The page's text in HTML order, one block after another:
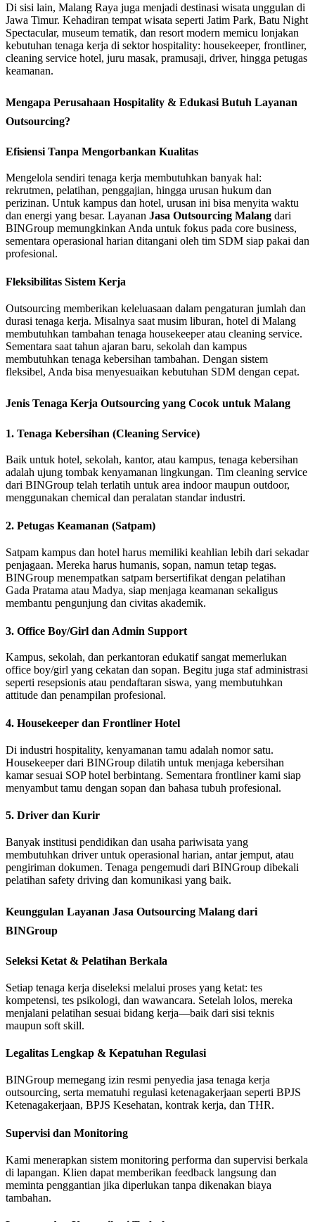
Di sisi lain, Malang Raya juga menjadi destinasi wisata unggulan di
Jawa Timur. Kehadiran tempat wisata seperti Jatim Park, Batu Night
Spectacular, museum tematik, dan resort modern memicu lonjakan
kebutuhan tenaga kerja di sektor hospitality: housekeeper, frontliner,
cleaning service hotel, juru masak, pramusaji, driver, hingga petugas
keamanan.
Mengapa Perusahaan Hospitality & Edukasi Butuh Layanan
Outsourcing?
Efisiensi Tanpa Mengorbankan Kualitas
Mengelola sendiri tenaga kerja membutuhkan banyak hal:
rekrutmen, pelatihan, penggajian, hingga urusan hukum dan
perizinan. Untuk kampus dan hotel, urusan ini bisa menyita waktu
dan energi yang besar. Layanan Jasa Outsourcing Malang dari
BINGroup memungkinkan Anda untuk fokus pada core business,
sementara operasional harian ditangani oleh tim SDM siap pakai dan
profesional.
Fleksibilitas Sistem Kerja
Outsourcing memberikan keleluasaan dalam pengaturan jumlah dan
durasi tenaga kerja. Misalnya saat musim liburan, hotel di Malang
membutuhkan tambahan tenaga housekeeper atau cleaning service.
Sementara saat tahun ajaran baru, sekolah dan kampus
membutuhkan tenaga kebersihan tambahan. Dengan sistem
fleksibel, Anda bisa menyesuaikan kebutuhan SDM dengan cepat.
Jenis Tenaga Kerja Outsourcing yang Cocok untuk Malang
1. Tenaga Kebersihan (Cleaning Service)
Baik untuk hotel, sekolah, kantor, atau kampus, tenaga kebersihan
adalah ujung tombak kenyamanan lingkungan. Tim cleaning service
dari BINGroup telah terlatih untuk area indoor maupun outdoor,
menggunakan chemical dan peralatan standar industri.
2. Petugas Keamanan (Satpam)
Satpam kampus dan hotel harus memiliki keahlian lebih dari sekadar
penjagaan. Mereka harus humanis, sopan, namun tetap tegas.
BINGroup menempatkan satpam bersertifikat dengan pelatihan
Gada Pratama atau Madya, siap menjaga keamanan sekaligus
membantu pengunjung dan civitas akademik.
3. Office Boy/Girl dan Admin Support
Kampus, sekolah, dan perkantoran edukatif sangat memerlukan
office boy/girl yang cekatan dan sopan. Begitu juga staf administrasi
seperti resepsionis atau pendaftaran siswa, yang membutuhkan
attitude dan penampilan profesional.
4. Housekeeper dan Frontliner Hotel
Di industri hospitality, kenyamanan tamu adalah nomor satu.
Housekeeper dari BINGroup dilatih untuk menjaga kebersihan
kamar sesuai SOP hotel berbintang. Sementara frontliner kami siap
menyambut tamu dengan sopan dan bahasa tubuh profesional.
5. Driver dan Kurir
Banyak institusi pendidikan dan usaha pariwisata yang
membutuhkan driver untuk operasional harian, antar jemput, atau
pengiriman dokumen. Tenaga pengemudi dari BINGroup dibekali
pelatihan safety driving dan komunikasi yang baik.
Keunggulan Layanan Jasa Outsourcing Malang dari
BINGroup
Seleksi Ketat & Pelatihan Berkala
Setiap tenaga kerja diseleksi melalui proses yang ketat: tes
kompetensi, tes psikologi, dan wawancara. Setelah lolos, mereka
menjalani pelatihan sesuai bidang kerja—baik dari sisi teknis
maupun soft skill.
Legalitas Lengkap & Kepatuhan Regulasi
BINGroup memegang izin resmi penyedia jasa tenaga kerja
outsourcing, serta mematuhi regulasi ketenagakerjaan seperti BPJS
Ketenagakerjaan, BPJS Kesehatan, kontrak kerja, dan THR.
Supervisi dan Monitoring
Kami menerapkan sistem monitoring performa dan supervisi berkala
di lapangan. Klien dapat memberikan feedback langsung dan
meminta penggantian jika diperlukan tanpa dikenakan biaya
tambahan.